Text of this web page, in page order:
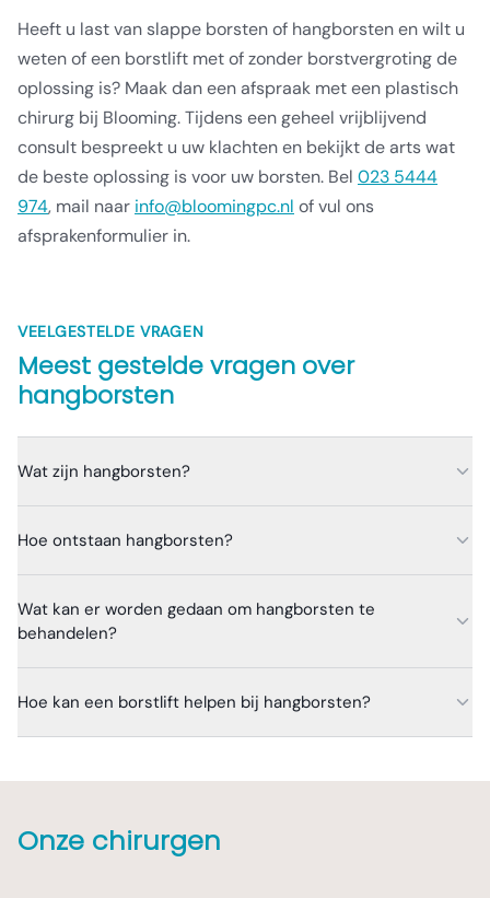
Heeft u last van slappe borsten of hangborsten en wilt u
weten of een borstlift met of zonder borstvergroting de
oplossing is? Maak dan een afspraak met een plastisch
chirurg bij Blooming. Tijdens een geheel vrijblijvend
consult bespreekt u uw klachten en bekijkt de arts wat
de beste oplossing is voor uw borsten. Bel 023 5444
974, mail naar info@bloomingpc.nl of vul ons
afsprakenformulier in.
VEELGESTELDE VRAGEN
Meest gestelde vragen over
hangborsten
Wat zijn hangborsten?
Hoe ontstaan hangborsten?
Wat kan er worden gedaan om hangborsten te
behandelen?
Hoe kan een borstlift helpen bij hangborsten?
Onze chirurgen